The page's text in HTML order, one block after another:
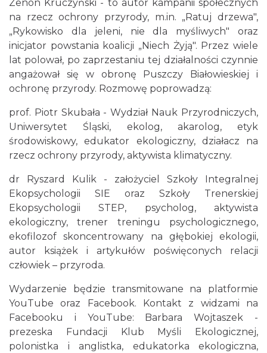
Śląsko Wilijo
Chorzów
2026-12-13
6.25 km
Silesia Memoriał Kamili Skolimowskiej
Chorzów
2026-08-23
6.33 km
Silesia Marathon 2026
Chorzów
2026-10-04
6.33 km
Zenon Kruczyński - to autor kampanii społecznych
na rzecz ochrony przyrody, m.in. „Ratuj drzewa",
„Rykowisko dla jeleni, nie dla myśliwych" oraz
inicjator powstania koalicji „Niech Żyją". Przez wiele
lat polował, po zaprzestaniu tej działalności czynnie
angażował się w obronę Puszczy Białowieskiej i
ochronę przyrody. Rozmowę poprowadzą:
prof. Piotr Skubała - Wydział Nauk Przyrodniczych,
Uniwersytet Śląski, ekolog, akarolog, etyk
środowiskowy, edukator ekologiczny, działacz na
rzecz ochrony przyrody, aktywista klimatyczny.
dr Ryszard Kulik - założyciel Szkoły Integralnej
Ekopsychologii SIE oraz Szkoły Trenerskiej
Ekopsychologii STEP, psycholog, aktywista
ekologiczny, trener treningu psychologicznego,
ekofilozof skoncentrowany na głębokiej ekologii,
autor książek i artykułów poświęconych relacji
człowiek – przyroda.
Wydarzenie będzie transmitowane na platformie
YouTube oraz Facebook. Kontakt z widzami na
Facebooku i YouTube: Barbara Wojtaszek -
prezeska Fundacji Klub Myśli Ekologicznej,
polonistka i anglistka, edukatorka ekologiczna,